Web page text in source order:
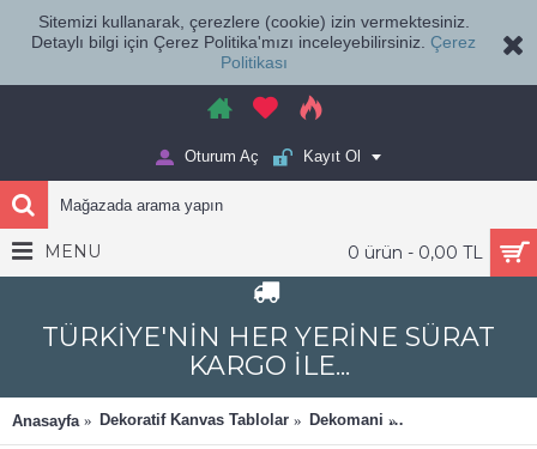
Sitemizi kullanarak, çerezlere (cookie) izin vermektesiniz.
Detaylı bilgi için Çerez Politika'mızı inceleyebilirsiniz. Çerez
Politikası
Oturum Aç Kayıt Ol
0 ürün - 0,00 TL
MENU
TÜRKİYE'NİN HER YERİNE SÜRAT
KARGO İLE...
Anasayfa Dekoratif Kanvas Tablolar Dekomani